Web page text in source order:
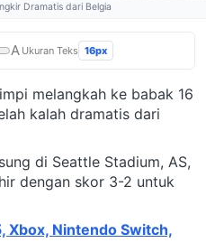
Dramatis dari Belgia
A Ukuran Teks 16px
melangkah ke babak 16
kalah dramatis dari
di Seattle Stadium, AS,
dengan skor 3-2 untuk
Xbox, Nintendo Switch,